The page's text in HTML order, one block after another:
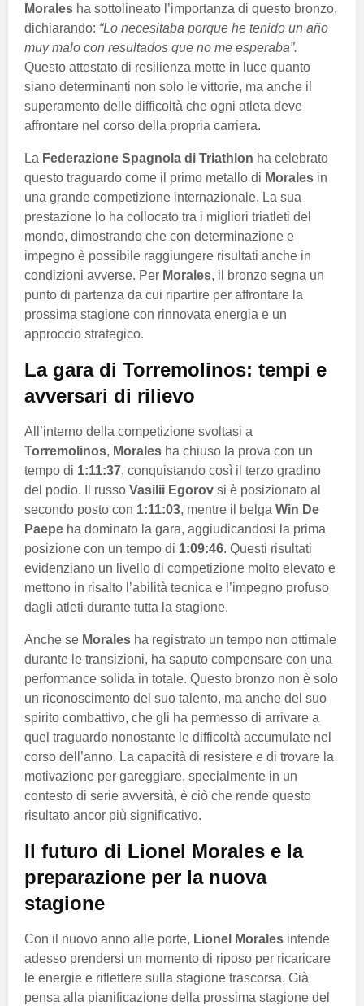
Morales ha sottolineato l’importanza di questo bronzo,
dichiarando: “Lo necesitaba porque he tenido un año
muy malo con resultados que no me esperaba”.
Questo attestato di resilienza mette in luce quanto
siano determinanti non solo le vittorie, ma anche il
superamento delle difficoltà che ogni atleta deve
affrontare nel corso della propria carriera.
La Federazione Spagnola di Triathlon ha celebrato
questo traguardo come il primo metallo di Morales in
una grande competizione internazionale. La sua
prestazione lo ha collocato tra i migliori triatleti del
mondo, dimostrando che con determinazione e
impegno è possibile raggiungere risultati anche in
condizioni avverse. Per Morales, il bronzo segna un
punto di partenza da cui ripartire per affrontare la
prossima stagione con rinnovata energia e un
approccio strategico.
La gara di Torremolinos: tempi e
avversari di rilievo
All’interno della competizione svoltasi a
Torremolinos, Morales ha chiuso la prova con un
tempo di 1:11:37, conquistando così il terzo gradino
del podio. Il russo Vasilii Egorov si è posizionato al
secondo posto con 1:11:03, mentre il belga Win De
Paepe ha dominato la gara, aggiudicandosi la prima
posizione con un tempo di 1:09:46. Questi risultati
evidenziano un livello di competizione molto elevato e
mettono in risalto l’abilità tecnica e l’impegno profuso
dagli atleti durante tutta la stagione.
Anche se Morales ha registrato un tempo non ottimale
durante le transizioni, ha saputo compensare con una
performance solida in totale. Questo bronzo non è solo
un riconoscimento del suo talento, ma anche del suo
spirito combattivo, che gli ha permesso di arrivare a
quel traguardo nonostante le difficoltà accumulate nel
corso dell’anno. La capacità di resistere e di trovare la
motivazione per gareggiare, specialmente in un
contesto di serie avversità, è ciò che rende questo
risultato ancor più significativo.
Il futuro di Lionel Morales e la
preparazione per la nuova
stagione
Con il nuovo anno alle porte, Lionel Morales intende
adesso prendersi un momento di riposo per ricaricare
le energie e riflettere sulla stagione trascorsa. Già
pensa alla pianificazione della prossima stagione del